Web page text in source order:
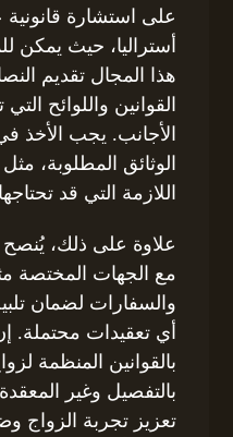
على استشارة
أستراليا، حيث يمكن
هذا المجال تقديم
القوانين واللوائح
الأجانب. يجب الأخذ
الوثائق المطلوبة،
اللازمة التي قد
علاوة على ذلك، يُنصح
مع الجهات المختصة
والسفارات لضمان
أي تعقيدات محتملة.
بالقوانين المنظمة
بالتفصيل وغير
تعزيز تجربة الزواج